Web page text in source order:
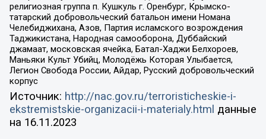
религиозная группа п. Кушкуль г. Оренбург, Крымско-
татарский добровольческий батальон имени Номана
Челебиджихана, Азов, Партия исламского возрождения
Таджикистана, Народная самооборона, Дуббайский
джамаат, московская ячейка, Батал-Хаджи Белхороев,
Маньяки Культ Убийц, Молодёжь Которая Улыбается,
Легион Свобода России, Айдар, Русский добровольческий
корпус
Источник: http://nac.gov.ru/terroristicheskie-i-
ekstremistskie-organizacii-i-materialy.html данные
на 16.11.2023